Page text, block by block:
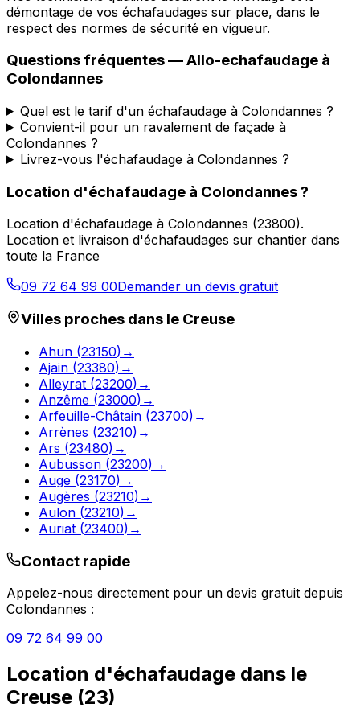
démontage de vos échafaudages sur place, dans le
respect des normes de sécurité en vigueur.
Questions fréquentes —Allo-echafaudage à
Colondannes
Quel est le tarif d'un échafaudage à Colondannes ?
Convient-il pour un ravalement de façade à
Colondannes ?
Livrez-vous l'échafaudage à Colondannes ?
Location d'échafaudage à Colondannes?
Location d'échafaudage à Colondannes (23800).
Location et livraison d'échafaudages sur chantier dans
toute la France
09 72 64 99 00Demander un devis gratuit
Villes proches dans le Creuse
Ahun (23150) →
Ajain (23380) →
Alleyrat (23200) →
Anzême (23000) →
Arfeuille-Châtain (23700) →
Arrènes (23210) →
Ars (23480) →
Aubusson (23200) →
Auge (23170) →
Augères (23210) →
Aulon (23210) →
Auriat (23400) →
Contact rapide
Appelez-nous directement pour un devis gratuit depuis
Colondannes :
09 72 64 99 00
Location d'échafaudage dans le
Creuse (23)